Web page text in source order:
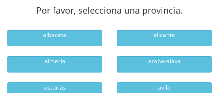
Por favor, selecciona una provincia.
albacete alicante
almeria araba-alava
asturias avila